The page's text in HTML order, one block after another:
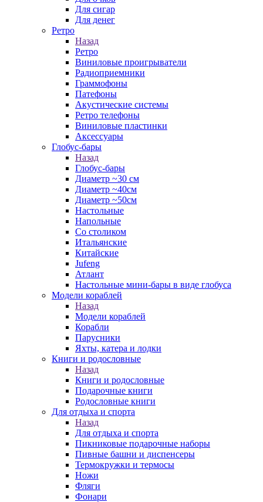
Для сигар
Для денег
Ретро
Назад
Ретро
Виниловые проигрыватели
Радиоприемники
Граммофоны
Патефоны
Акустические системы
Ретро телефоны
Виниловые пластинки
Аксессуары
Глобус-бары
Назад
Глобус-бары
Диаметр ~30 см
Диаметр ~40см
Диаметр ~50см
Настольные
Напольные
Со столиком
Итальянские
Китайские
Jufeng
Атлант
Настольные мини-бары в виде глобуса
Модели кораблей
Назад
Модели кораблей
Корабли
Парусники
Яхты, катера и лодки
Книги и родословные
Назад
Книги и родословные
Подарочные книги
Родословные книги
Для отдыха и спорта
Назад
Для отдыха и спорта
Пикниковые подарочные наборы
Пивные башни и диспенсеры
Термокружки и термосы
Ножи
Фляги
Фонари